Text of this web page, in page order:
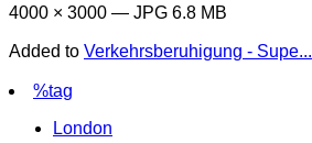
4000 × 3000 — JPG 6.8 MB
Added to Verkehrsberuhigung - Supe...
%tag
London